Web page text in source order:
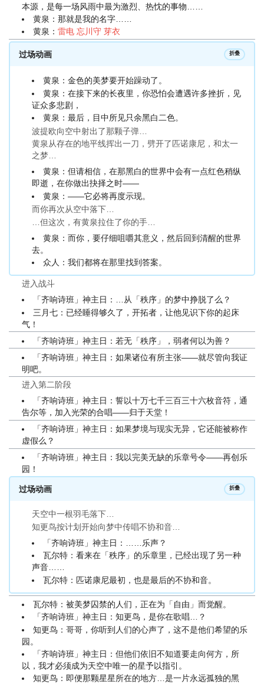
本源，是每一场风雨中最为激烈、热忱的事物……
黄泉：那就是我的名字……
黄泉：雷电 忘川守 芽衣
过场动画 折叠
黄泉：金色的美梦要开始躁动了。
黄泉：在接下来的长夜里，你恐怕会遭遇许多挫折，见
证众多悲剧，
黄泉：最后，目中所见只余黑白二色。
波提欧向空中射出了那颗子弹…
黄泉从存在的地平线挥出一刀，劈开了匹诺康尼，和太一
之梦…
黄泉：但请相信，在那黑白的世界中会有一点红色稍纵
即逝，在你做出抉择之时——
黄泉：——它必将再度示现。
而你再次从空中落下…
…但这次，有黄泉拉住了你的手…
黄泉：而你，要仔细咀嚼其意义，然后回到清醒的世界
去。
众人：我们都将在那里找到答案。
进入战斗
「齐响诗班」神主日：…从「秩序」的梦中挣脱了么？
三月七：已经睡得够久了，开拓者，让他见识下你的起床
气！
「齐响诗班」神主日：若无「秩序」，弱者何以为善？
「齐响诗班」神主日：如果诸位有所主张——就尽管向我证
明吧。
进入第二阶段
「齐响诗班」神主日：誓以十万七千三百三十六枚音符，通
告尔等，加入光荣的合唱——归于天堂！
「齐响诗班」神主日：如果梦境与现实无异，它还能被称作
虚假么？
「齐响诗班」神主日：我以完美无缺的乐章号令——再创乐
园！
过场动画 折叠
天空中一根羽毛落下…
知更鸟按计划开始向梦中传唱不协和音…
「齐响诗班」神主日：……乐声？
瓦尔特：看来在「秩序」的乐章里，已经出现了另一种
声音……
瓦尔特：匹诺康尼最初，也是最后的不协和音。
瓦尔特：被美梦囚禁的人们，正在为「自由」而觉醒。
「齐响诗班」神主日：知更鸟，是你在歌唱…？
知更鸟：哥哥，你听到人们的心声了，这不是他们希望的乐
园。
「齐响诗班」神主日：但他们依旧不知道要走向何方，所
以，我才必须成为天空中唯一的星予以指引。
知更鸟：即便那颗星星所在的地方…是一片永远孤独的黑